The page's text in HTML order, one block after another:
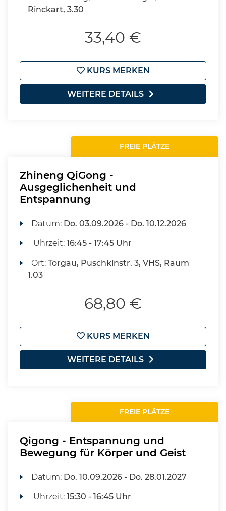
Rinckart, 3.30
33,40 €
KURS MERKEN
WEITERE DETAILS
FREIE PLÄTZE
Zhineng QiGong -
Ausgeglichenheit und
Entspannung
Datum: Do. 03.09.2026 - Do. 10.12.2026
Uhrzeit:16:45 - 17:45 Uhr
Ort:Torgau, Puschkinstr. 3, VHS, Raum
1.03
68,80 €
KURS MERKEN
WEITERE DETAILS
FREIE PLÄTZE
Qigong - Entspannung und
Bewegung für Körper und Geist
Datum: Do. 10.09.2026 - Do. 28.01.2027
Uhrzeit:15:30 - 16:45 Uhr